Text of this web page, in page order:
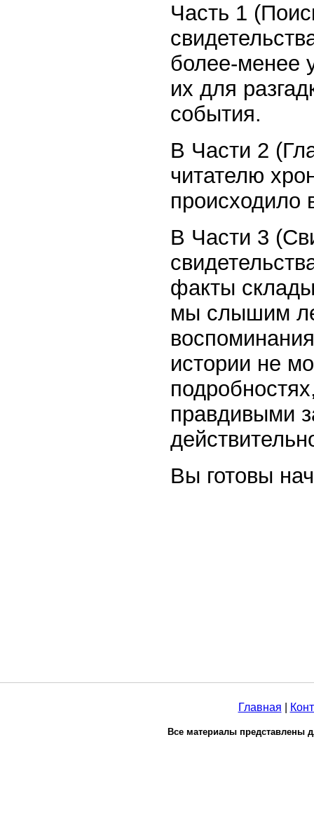
Часть 1
более-менее
их для
события.
В Части 2
читателю
происходило
В Части 3
факты
мы слышим
истории не
правдивыми
Вы готовы
Главная
Все материалы представлены